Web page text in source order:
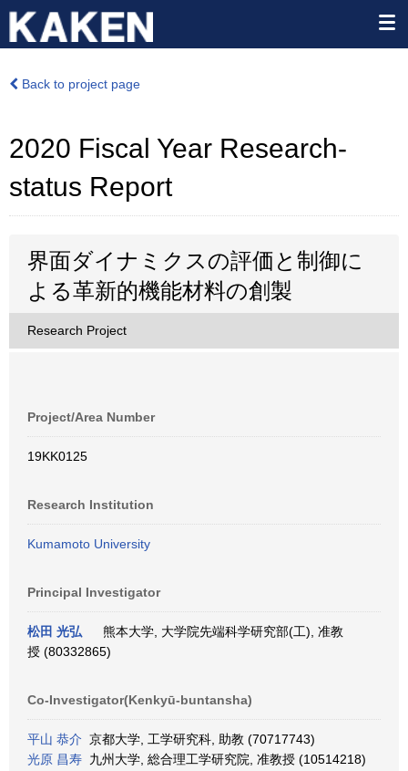
Back to project page
2020 Fiscal Year Research-
status Report
界面ダイナミクスの評価と制御に
よる革新的機能材料の創製
Research Project
Project/Area Number
19KK0125
Research Institution
Kumamoto University
Principal Investigator
松田 光弘
熊本大学, 大学院先端科学研究部(工), 准教
授 (80332865)
Co-Investigator(Kenkyū-buntansha)
平山 恭介 京都大学, 工学研究科, 助教 (70717743)
光原 昌寿 九州大学, 総合理工学研究院, 准教授 (10514218)